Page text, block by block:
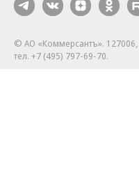
© АО «Коммерсантъ».
тел. +7 (495) 797-69-70.